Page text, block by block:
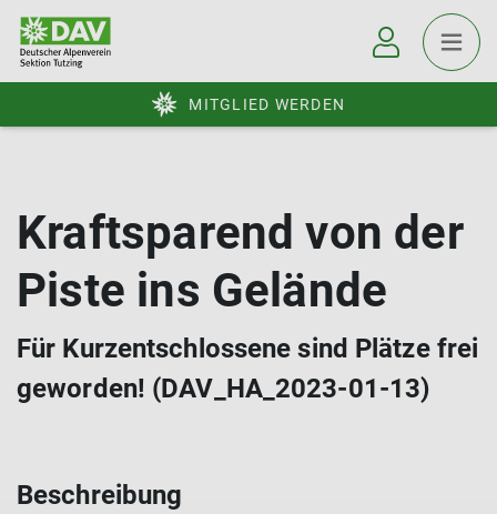
MITGLIED WERDEN
Kraftsparend von der
Piste ins Gelände
Für Kurzentschlossene sind Plätze frei
geworden! (DAV_HA_2023-01-13)
Beschreibung